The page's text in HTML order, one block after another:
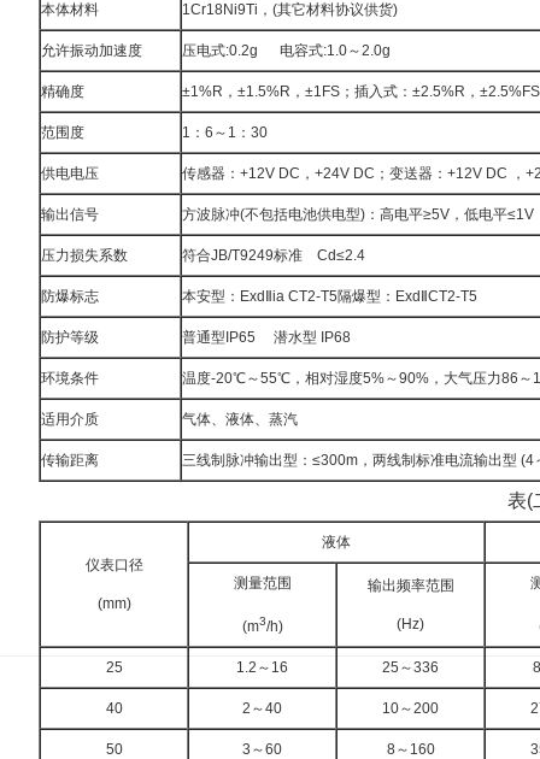
本体材料 1Cr18Ni9Ti， (其它材料协议供货)
允许振动加速度 压电式:0.2g 电容式:1.0～2.0g
精确度 ±1%R， ±1.5%R，±1FS；插入式：±2.5%R，±2.5%FS
范围度 1： 6～1：30
供电电压 传感器： +12V DC，+24V DC；变送器：+12V DC ，
输出信号 方波脉冲(不包括电池供电型)：高电平≥5V，低电平≤1V
压力损失系数 符合JB/T9249标准 Cd≤2.4
防爆标志 本安型： ExdⅡia CT2-T5隔爆型：ExdⅡCT2-T5
防护等级 普通型 IP65 潜水型 IP68
环境条件 温度-20℃～55℃，相对湿度5%～90%，大气压力86～
适用介质 气体、液体、蒸汽
传输距离 三线制脉冲输出型： ≤300m，两线制标准电流输出型
表(
仪表口径
(mm)
液体
测量范围
(m3/h)
输出频率范围
(Hz)
25 1.2 ～ 16 25 ～336
40 2 ～40 10～200
50 3 ～60 8～ 160